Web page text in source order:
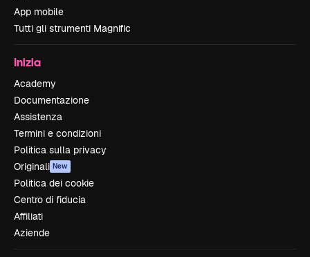
App mobile
Tutti gli strumenti Magnific
Inizia
Academy
Documentazione
Assistenza
Termini e condizioni
Politica sulla privacy
Originali New
Politica dei cookie
Centro di fiducia
Affiliati
Aziende